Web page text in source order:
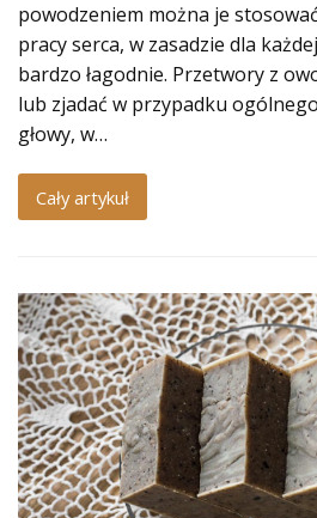
powodzeniem można je
pracy serca, w zasadzie dla
bardzo łagodnie. Przetwory z
lub zjadać w przypadku
głowy, w…
Cały artykuł